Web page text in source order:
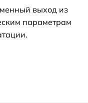
выход из
параметрам